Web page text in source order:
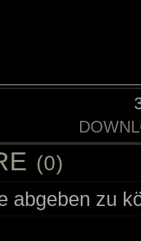
(0)
abgeben zu